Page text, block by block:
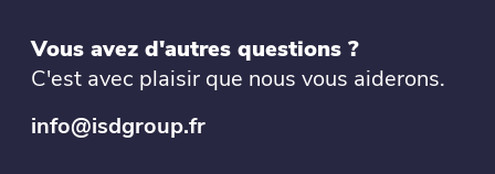
Vous avez d'autres questions ?
C'est avec plaisir que nous vous aiderons.
info@isdgroup.fr